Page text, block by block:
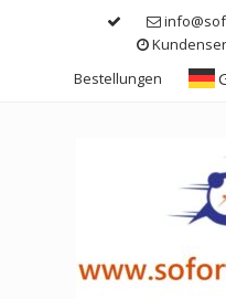
Bestellungen